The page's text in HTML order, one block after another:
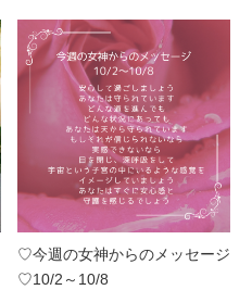
♡今週の女神からのメッセージ
♡10/2～10/8